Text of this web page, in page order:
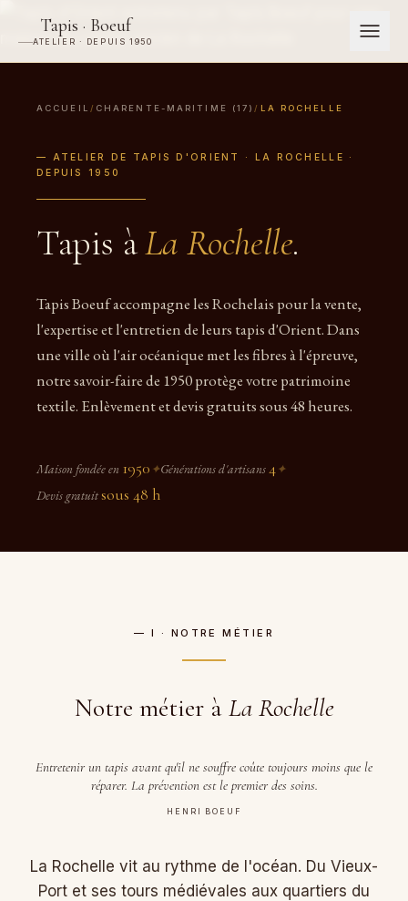
Tapis · Boeuf
ATELIER · DEPUIS 1950
ACCUEIL / CHARENTE-MARITIME (17) / LA ROCHELLE
— ATELIER DE TAPIS D'ORIENT · LA ROCHELLE ·
DEPUIS 1950
Tapis àLa Rochelle.
Tapis Boeuf accompagne les Rochelais pour la vente,
l'expertise et l'entretien de leurs tapis d'Orient. Dans
une ville où l'air océanique met les fibres à l'épreuve,
notre savoir-faire de 1950 protège votre patrimoine
textile. Enlèvement et devis gratuits sous 48 heures.
Maison fondée en 1950 ✦Générations d'artisans4✦
Devis gratuitsous 48 h
— I · NOTRE MÉTIER
Notre métier à La Rochelle
Entretenir un tapis avant qu'il ne souffre coûte toujours moins que le
réparer. La prévention est le premier des soins.
HENRI BOEUF
La Rochelle vit au rythme de l'océan. Du Vieux-
Port et ses tours médiévales aux quartiers du